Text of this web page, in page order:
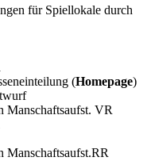
für Spiellokale durch
(Homepage)
Manschaftsaufst. VR
Manschaftsaufst.RR